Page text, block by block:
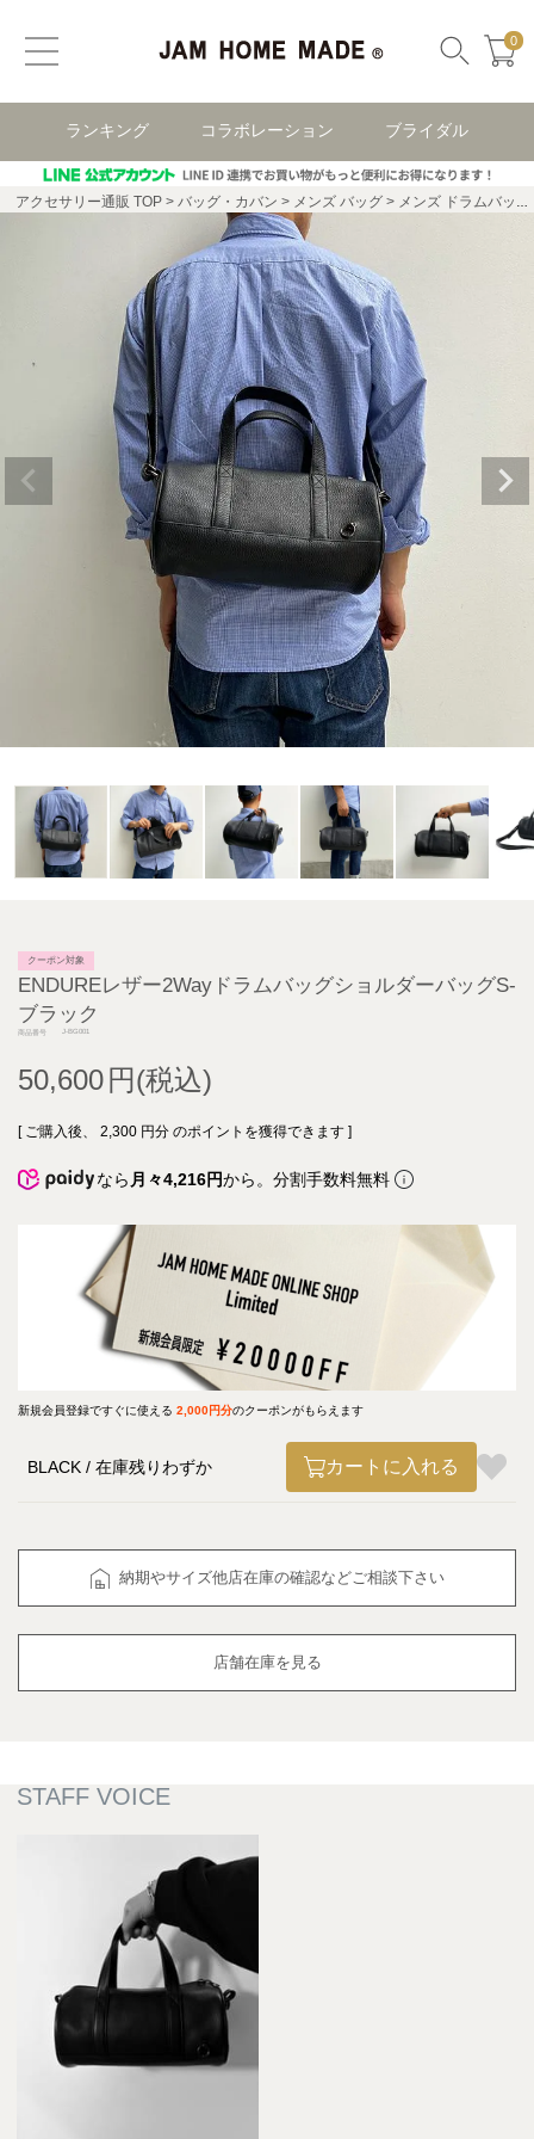
0
ランキング コラボレーション ブライダル
アクセサリー通販 TOP バッグ・カバン メンズ バッグ メンズ ドラムバッグ・ボストンバッグ
クーポン対象
ENDUREレザー2WayドラムバッグショルダーバッグS-
ブラック
商品番号 J-BG001
50,600
[ ご購入後、 2,300 円分 のポイントを獲得できます ]
なら 月々4,216円から。分割手数料無料
新規会員登録ですぐに使える 2,000円分のクーポンがもらえます
BLACK 在庫残りわずか カートに入れる
納期やサイズ他店在庫の確認などご相談下さい
店舗在庫を見る